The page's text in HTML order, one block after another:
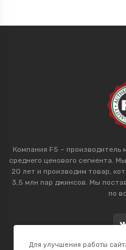
Компания F5 –
среднего ценового сегмента.
20 лет и производим товар,
3,5 млн пар джинсов. Мы
по
Для улучшения работы